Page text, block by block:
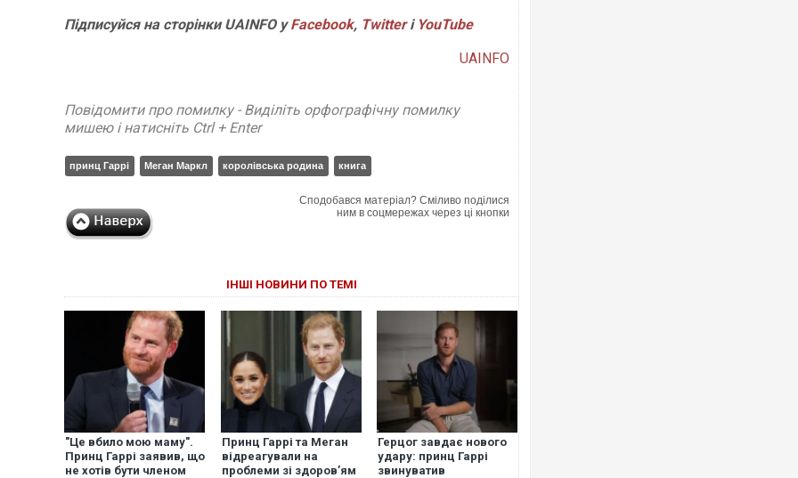
Підписуйся на сторінки UAINFO уFacebook, Twitterі YouTube
UAINFO
Повідомити про помилку - Виділіть орфографічну помилку
мишею і натисніть Ctrl + Enter
принц Гаррі Меган Маркл королівська родина книга
Сподобався матеріал? Сміливо поділися
ним в соцмережах через ці кнопки
ІНШІ НОВИНИ ПО ТЕМІ
"Це вбило мою маму".
Принц Гаррі заявив, що
не хотів бути членом
Принц Гаррі та Меган
відреагували на
проблеми зі здоров’ям
Герцог завдає нового
удару: принц Гаррі
звинуватив